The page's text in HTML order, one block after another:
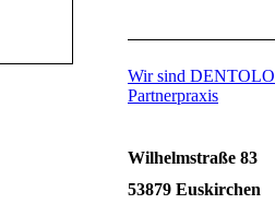
Wir sind DENTOLO
Partnerpraxis
Wilhelmstraße 83
53879 Euskirchen